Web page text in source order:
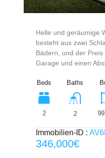
Helle und geräumige
besteht aus zwei
Bädern, und der
Garage und einen
Beds
2
Baths
2 99
Immobilien-ID :
346,000€